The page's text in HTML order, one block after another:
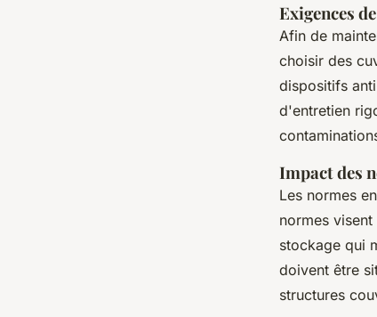
Exigences
Afin de
choisir des
dispositifs
d'entretien
Impact des
Les normes
normes
stockage qui
doivent être
structures